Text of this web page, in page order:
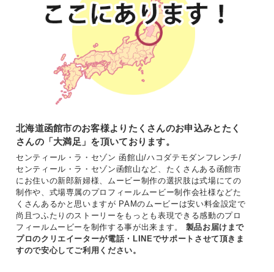
北海道函館市のお客様よりたくさんのお申込みとたく
さんの「大満足」を頂いております。
センティール・ラ・セゾン 函館山/ハコダテモダンフレンチ/
センティール・ラ・セゾン函館山など、たくさんある函館市
にお住いの新郎新婦様、ムービー制作の選択肢は式場にての
制作や、式場専属のプロフィールムービー制作会社様などた
くさんあるかと思いますが PAMのムービーは安い料金設定で
尚且つふたりのストーリーをもっとも表現できる感動のプロ
フィールムービーを制作する事が出来ます。 製品お届けまで
プロのクリエイーターが電話・LINEでサポートさせて頂きま
すので安心してご利用ください。